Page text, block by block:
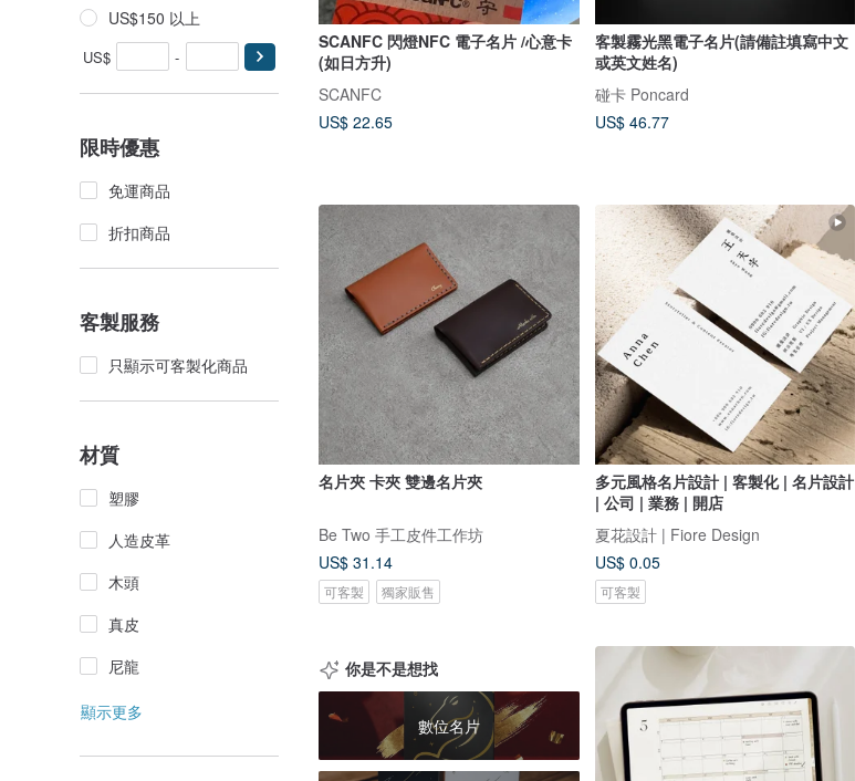
US$150 以上
US$ -
限時優惠
免運商品
折扣商品
客製服務
只顯示可客製化商品
材質
塑膠
人造皮革
木頭
真皮
尼龍
顯示更多
SCANFC 閃燈NFC 電子名片 /心意卡
(如日方升)
SCANFC
US$ 22.65
客製霧光黑電子名片(請備註填寫中文
或英文姓名)
碰卡 Poncard
US$ 46.77
名片夾 卡夾 雙邊名片夾
Be Two 手工皮件工作坊
US$ 31.14
可客製 獨家販售
多元風格名片設計 | 客製化 | 名片設計
| 公司 | 業務 | 開店
夏花設計 | Fiore Design
US$ 0.05
可客製
你是不是想找
數位名片